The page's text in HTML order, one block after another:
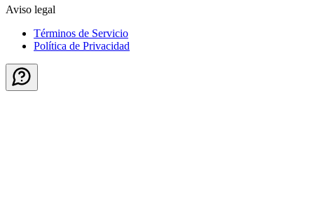
Aviso legal
Términos de Servicio
Política de Privacidad